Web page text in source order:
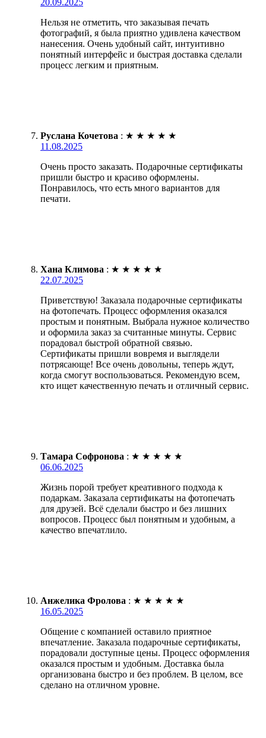
Нельзя не отметить, что заказывая печать
фотографий, я была приятно удивлена качеством
нанесения. Очень удобный сайт, интуитивно
понятный интерфейс и быстрая доставка сделали
процесс легким и приятным.
Руслана Кочетова : ★ ★ ★ ★ ★
11.08.2025
Очень просто заказать. Подарочные сертификаты
пришли быстро и красиво оформлены.
Понравилось, что есть много вариантов для
печати.
Хана Климова : ★ ★ ★ ★ ★
22.07.2025
Приветствую! Заказала подарочные сертификаты
на фотопечать. Процесс оформления оказался
простым и понятным. Выбрала нужное количество
и оформила заказ за считанные минуты. Сервис
порадовал быстрой обратной связью.
Сертификаты пришли вовремя и выглядели
потрясающе! Все очень довольны, теперь ждут,
когда смогут воспользоваться. Рекомендую всем,
кто ищет качественную печать и отличный сервис.
Тамара Софронова : ★ ★ ★ ★ ★
06.06.2025
Жизнь порой требует креативного подхода к
подаркам. Заказала сертификаты на фотопечать
для друзей. Всё сделали быстро и без лишних
вопросов. Процесс был понятным и удобным, а
качество впечатлило.
Анжелика Фролова : ★ ★ ★ ★ ★
16.05.2025
Общение с компанией оставило приятное
впечатление. Заказала подарочные сертификаты,
порадовали доступные цены. Процесс оформления
оказался простым и удобным. Доставка была
организована быстро и без проблем. В целом, все
сделано на отличном уровне.